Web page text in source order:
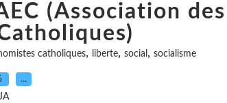
(Association des
catholiques, liberte, social , socialisme
…